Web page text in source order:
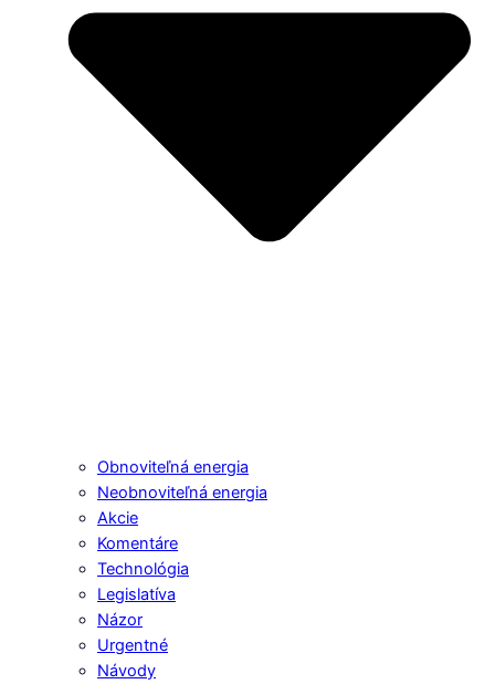
Obnoviteľná energia
Neobnoviteľná energia
Akcie
Komentáre
Technológia
Legislatíva
Názor
Urgentné
Návody